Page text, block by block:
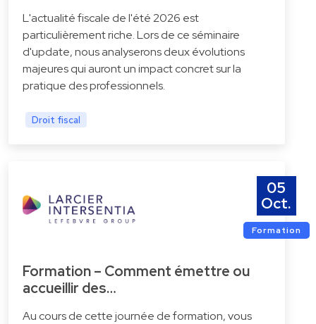
L'actualité fiscale de l'été 2026 est
particulièrement riche. Lors de ce séminaire
d'update, nous analyserons deux évolutions
majeures qui auront un impact concret sur la
pratique des professionnels.
Droit fiscal
05
Oct.
Formation
Formation – Comment émettre ou
accueillir des…
Au cours de cette journée de formation, vous